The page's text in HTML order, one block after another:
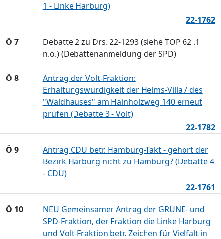
1 - Linke Harburg)
22-1762
Ö 7
Debatte 2 zu Drs. 22-1293 (siehe TOP 62 .1
n.ö.) (Debattenanmeldung der SPD)
Ö 8
Antrag der Volt-Fraktion:
Erhaltungswürdigkeit der Helms-Villa / des
"Waldhauses" am Hainholzweg 140 erneut
prüfen (Debatte 3 - Volt)
22-1782
Ö 9
Antrag CDU betr. Hamburg-Takt - gehört der
Bezirk Harburg nicht zu Hamburg? (Debatte 4
- CDU)
22-1761
Ö 10
NEU Gemeinsamer Antrag der GRÜNE- und
SPD-Fraktion, der Fraktion die Linke Harburg
und Volt-Fraktion betr. Zeichen für Vielfalt in